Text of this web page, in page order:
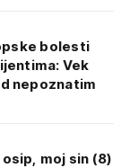
bolesti
Vek
nepoznatim
moj sin (8)